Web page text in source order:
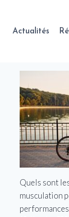
Actualités
Quels sont
musculation